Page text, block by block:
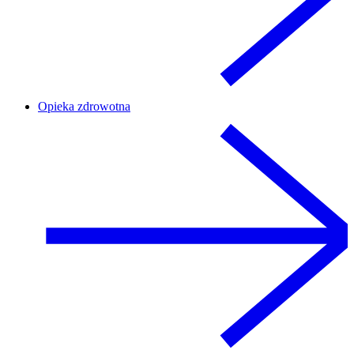
Opieka zdrowotna